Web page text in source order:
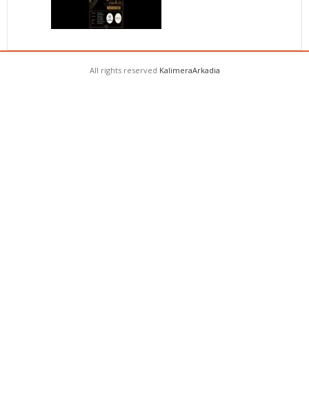
All rights reserved KalimeraArkadia